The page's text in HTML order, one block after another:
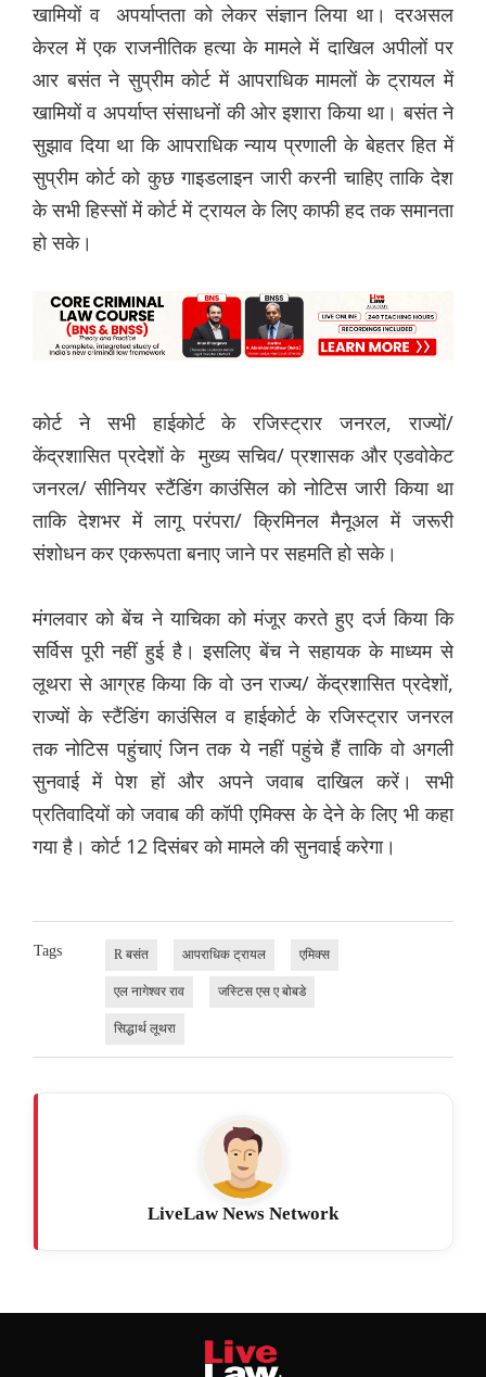
खामियों व अपर्याप्तता को लेकर संज्ञान लिया था। दरअसल
केरल में एक राजनीतिक हत्या के मामले में दाखिल अपीलों पर
आर बसंत ने सुप्रीम कोर्ट में आपराधिक मामलों के ट्रायल में
खामियों व अपर्याप्त संसाधनों की ओर इशारा किया था। बसंत ने
सुझाव दिया था कि आपराधिक न्याय प्रणाली के बेहतर हित में
सुप्रीम कोर्ट को कुछ गाइडलाइन जारी करनी चाहिए ताकि देश
के सभी हिस्सों में कोर्ट में ट्रायल के लिए काफी हद तक समानता
हो सके।
कोर्ट ने सभी हाईकोर्ट के रजिस्ट्रार जनरल, राज्यों/
केंद्रशासित प्रदेशों के मुख्य सचिव/ प्रशासक और एडवोकेट
जनरल/ सीनियर स्टैंडिंग काउंसिल को नोटिस जारी किया था
ताकि देशभर में लागू परंपरा/ क्रिमिनल मैनूअल में जरूरी
संशोधन कर एकरूपता बनाए जाने पर सहमति हो सके।
मंगलवार को बेंच ने याचिका को मंजूर करते हुए दर्ज किया कि
सर्विस पूरी नहीं हुई है। इसलिए बेंच ने सहायक के माध्यम से
लूथरा से आग्रह किया कि वो उन राज्य/ केंद्रशासित प्रदेशों,
राज्यों के स्टैंडिंग काउंसिल व हाईकोर्ट के रजिस्ट्रार जनरल
तक नोटिस पहुंचाएं जिन तक ये नहीं पहुंचे हैं ताकि वो अगली
सुनवाई में पेश हों और अपने जवाब दाखिल करें। सभी
प्रतिवादियों को जवाब की कॉपी एमिक्स के देने के लिए भी कहा
गया है। कोर्ट 12 दिसंबर को मामले की सुनवाई करेगा।
Tags R बसंत आपराधिक ट्रायल एमिक्स
एल नागेश्वर राव जस्टिस एस ए बोबडे
सिद्धार्थ लूथरा
LiveLaw News Network